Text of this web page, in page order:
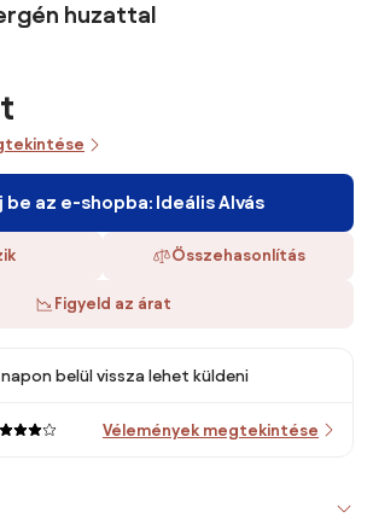
huzattal
be az e-shopba: Ideális Alvás
Összehasonlítás
Figyeld az árat
belül vissza lehet küldeni
Vélemények megtekintése